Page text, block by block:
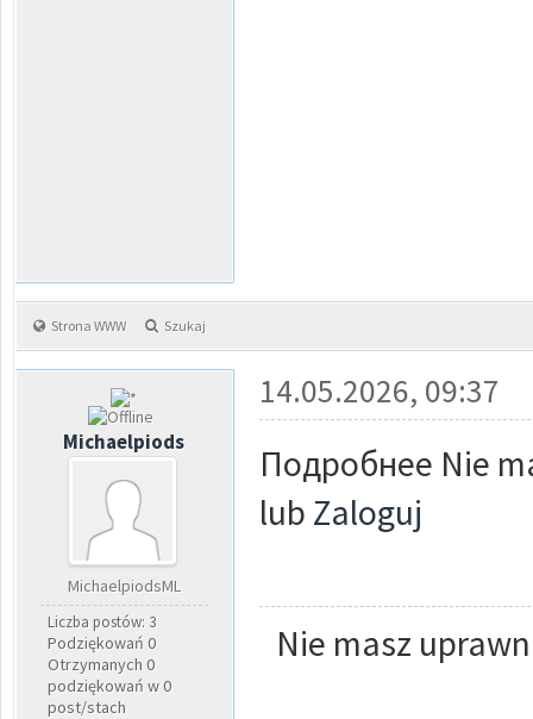
Strona WWW Szukaj
Michaelpiods
MichaelpiodsML
Liczba postów: 3
Podziękowań 0
Otrzymanych 0
podziękowań w 0
post/stach
14.05.2026, 09:37
Подробнее Nie
lub Zaloguj
Nie masz